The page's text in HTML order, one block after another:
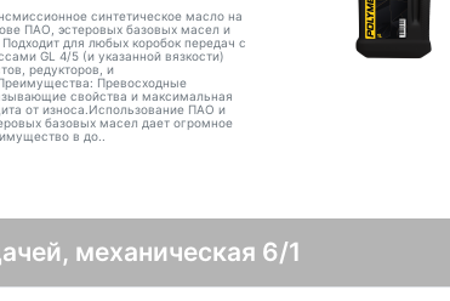
синтетическое масло на
ПАО, эстеровых базовых масел и
для любых коробок передач с
GL 4/5 (и указанной вязкости)
редукторов, и
Превосходные
свойства и максимальная
от износа.Использование ПАО и
базовых масел дает огромное
в до..
механическая 6/1